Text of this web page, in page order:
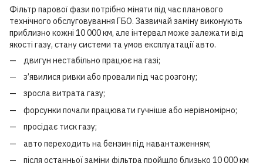
Фільтр парової фази потрібно міняти під час планового
технічного обслуговування ГБО. Зазвичай заміну виконують
приблизно кожні 10 000 км, але інтервал може залежати від
якості газу, стану системи та умов експлуатації авто.
двигун нестабільно працює на газі;
з’явилися ривки або провали під час розгону;
зросла витрата газу;
форсунки почали працювати гучніше або нерівномірно;
просідає тиск газу;
авто переходить на бензин під навантаженням;
після останньої заміни фільтра пройшло близько 10 000 км